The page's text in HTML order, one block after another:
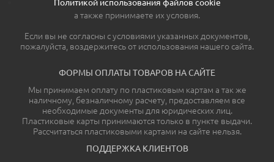
Политикой использования файлов cookie
а также принимаете их условия.
Если вы не согласны с условиями указанных документов,
пожалуйста, воздержитесь от использования нашего сайта.
ФОРМЫ ОПЛАТЫ ТОВАРОВ НА САЙТЕ
Мы принимаем оплату по пластиковым картам а так же
наличному, безналичному расчету, предоставляем все
необходимые документы для юридических лиц.
Пластиковые карты принимаются только в пункте выдачи.
Рассчитаться пластиковыми картами на сайте нельзя.
ПОДДЕРЖКА КЛИЕНТОВ